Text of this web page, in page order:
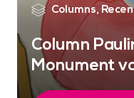
Columns,
Column
Monument